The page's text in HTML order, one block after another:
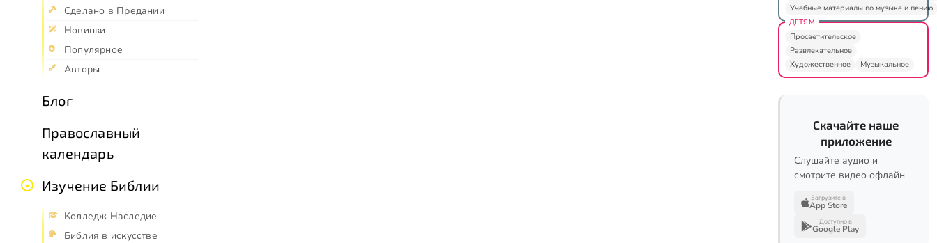
Сделано в Предании
Новинки
Популярное
Авторы
Блог
Православный
календарь
Изучение Библии
Колледж Наследие
Библия в искусстве
Учебные материалы по музыке и пению
ДЕТЯМ
Просветительское
Развлекательное
Художественное
Музыкальное
Скачайте наше
приложение
Слушайте аудио и
смотрите видео офлайн
Загрузите в
App Store
Доступно в
Google Play